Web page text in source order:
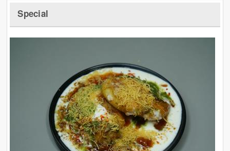
Special